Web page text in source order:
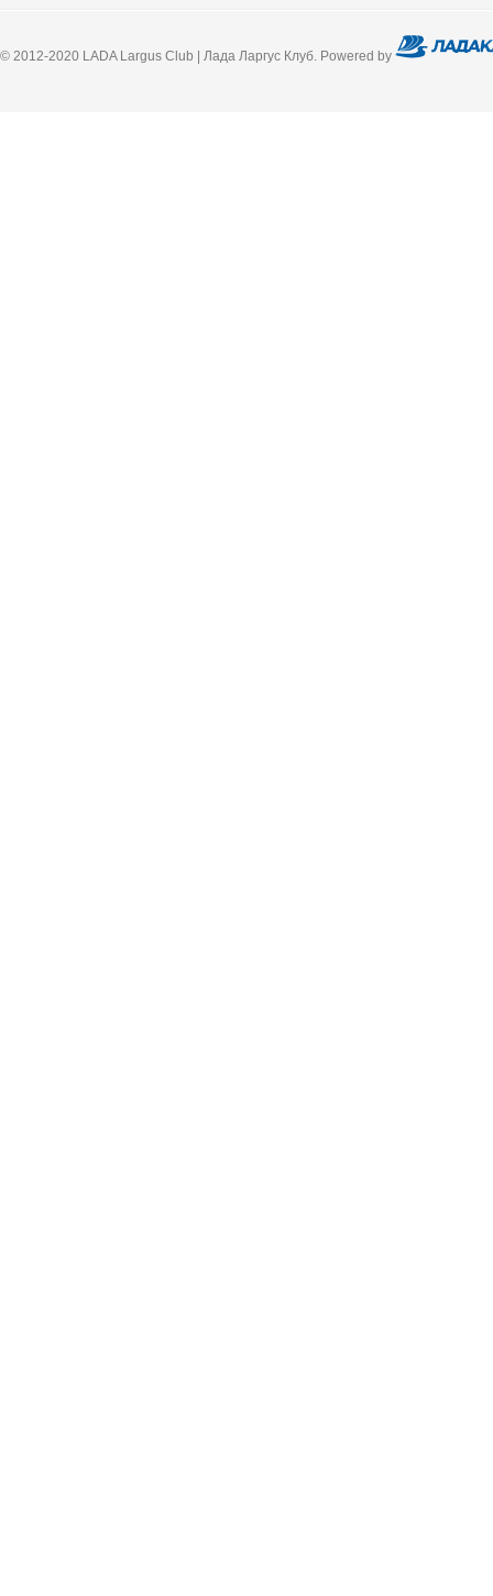
© 2012-2020 LADA Largus Club | Лада Ларгус Клуб. Powered by